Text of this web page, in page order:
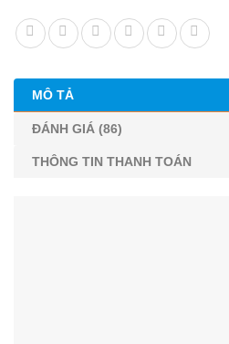
MÔ TẢ
ĐÁNH GIÁ (86)
THÔNG TIN THANH TOÁN